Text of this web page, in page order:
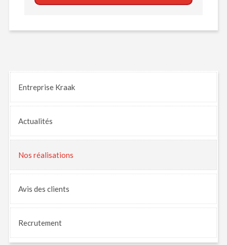
Entreprise Kraak
Actualités
Nos réalisations
Avis des clients
Recrutement